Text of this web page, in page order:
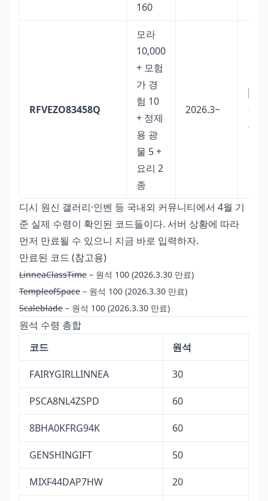
160
RFVEZO83458Q
모라
10,000
+ 모험
가 경
험 10
+ 정제
용 광
물 5 +
요리 2
종
2026.3~
✅
작
동
디시 원신 갤러리·인벤 등 국내외 커뮤니티에서 4월 기
준 실제 수령이 확인된 코드들이다. 서버 상황에 따라
먼저 만료될 수 있으니 지금 바로 입력하자.
만료된 코드 (참고용)
LinneaClassTime – 원석 100 (2026.3.30 만료)
TempleofSpace – 원석 100 (2026.3.30 만료)
Scaleblade – 원석 100 (2026.3.30 만료)
원석 수령 총합
코드
원석
FAIRYGIRLLINNEA 30
PSCA8NL4ZSPD 60
8BHA0KFRG94K 60
GENSHINGIFT 50
MIXF44DAP7HW 20